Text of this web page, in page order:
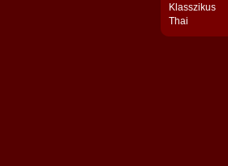
Klasszikus
Thai